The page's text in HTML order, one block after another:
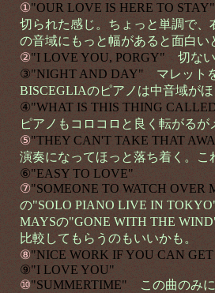
①"OUR LOVE IS HERE TO
切られた感じ。ちょっと単調で
の音域にもっと幅があると面白い
②"I LOVE YOU, PORGY" 切な
③"NIGHT AND DAY" マレット
BISCEGLIAのピアノは中音域がほ
④"WHAT IS THIS THING
ピアノもコロコロと良く転がるが
⑤"THEY CAN'T TAKE THAT
演奏になってほっと落ち着く。こ
⑥"EASY TO LOVE"
⑦"SOMEONE TO WATCH OVER
の"SOLO PIANO LIVE IN
MAYSの"GONE WITH THE
比較してもらうのもいいかも。
⑧"NICE WORK IF YOU CAN
⑨"I LOVE YOU"
⑩"SUMMERTIME" この曲のみ